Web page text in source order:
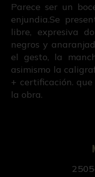
Parece ser un
enjundia.Se
libre, expresiva
negros y
el gesto, la
asimismo la
+ certificación.
la obra.